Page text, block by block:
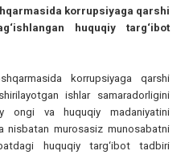
korrupsiyaga qarshi
huquqiy targ‘ibot
korrupsiyaga qarshi
ishlar samaradorligini
ongi va huquqiy madaniyatini
nisbatan murosasiz munosabatni
huquqiy targ‘ibot tadbiri